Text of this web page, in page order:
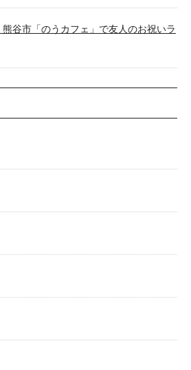
谷市「のうカフェ」で友人のお祝いラ